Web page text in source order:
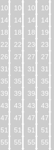
105 106 107 108
146 147 148 149
187 188 189 190
228 229 230 231
269 270 271 272
310 311 312 313
351 352 353 354
392 393 394 395
433 434 435 436
474 475 476 477
515 516 517 518
556 557 558 559